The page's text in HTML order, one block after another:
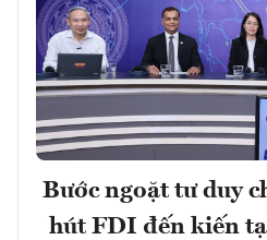
Bước ngoặt tư duy
hút FDI đến kiến